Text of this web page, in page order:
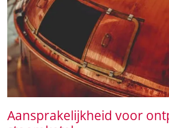
Aansprakelijkheid voor